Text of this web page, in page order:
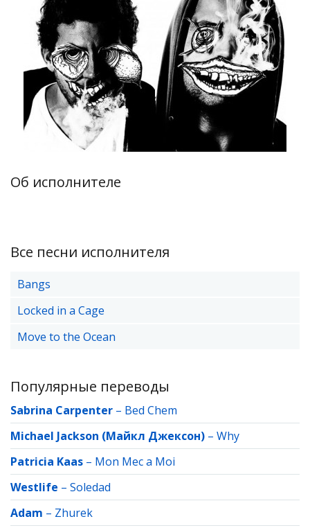
Об исполнителе
Все песни исполнителя
Bangs
Locked in a Cage
Move to the Ocean
Популярные переводы
Sabrina Carpenter – Bed Chem
Michael Jackson (Майкл Джексон) – Why
Patricia Kaas – Mon Mec a Moi
Westlife – Soledad
Adam – Zhurek